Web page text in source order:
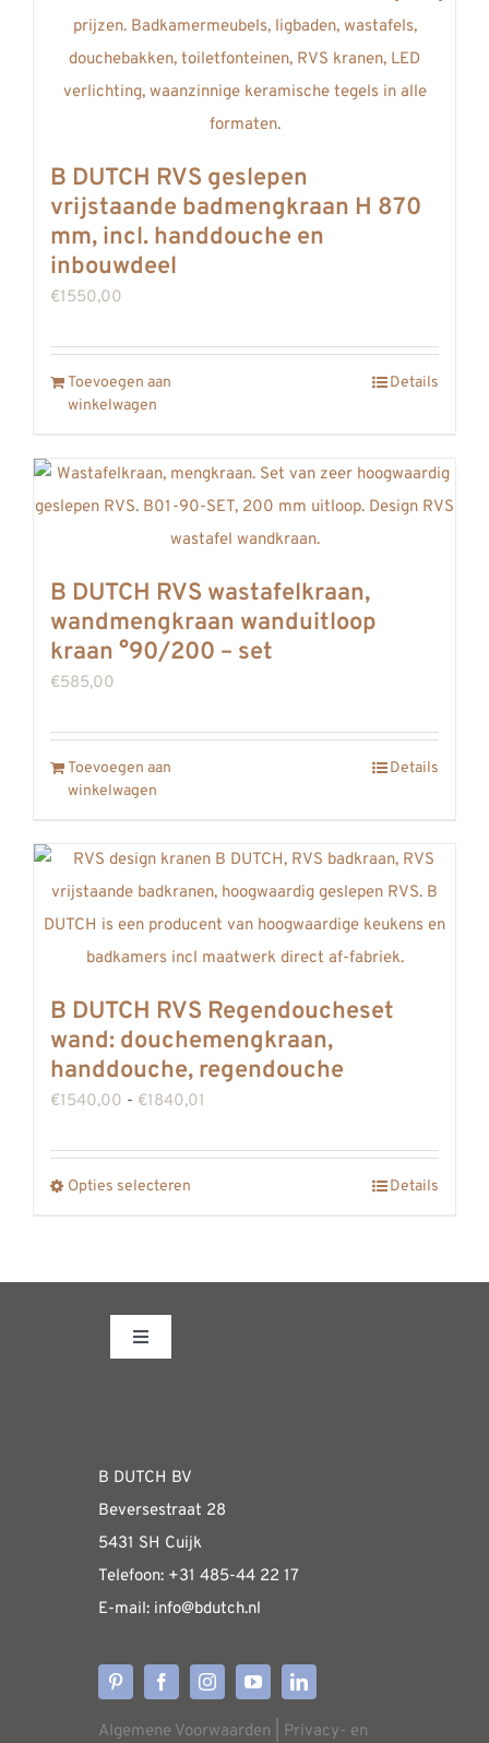
B DUTCH RVS geslepen
vrijstaande badmengkraan H 870
mm, incl. handdouche en
inbouwdeel
€1550,00
Toevoegen aan
winkelwagen
Details
B DUTCH RVS wastafelkraan,
wandmengkraan wanduitloop
kraan °90/200 – set
€585,00
Toevoegen aan
winkelwagen
Details
B DUTCH RVS Regendoucheset
wand: douchemengkraan,
handdouche, regendouche
€1540,00 - €1840,01
tot
Opties selecteren
meerdere
op
de
productpagina
Details
Toggle
WEBSHOP
Algemene informatie &
Verzendkosten
Levertijden
B DUTCH BV
Beversestraat 28
5431 SH Cuijk
Telefoon: +31 485-44 22 17
E-mail: info@bdutch.nl
Algemene Voorwaarden Privacy- en